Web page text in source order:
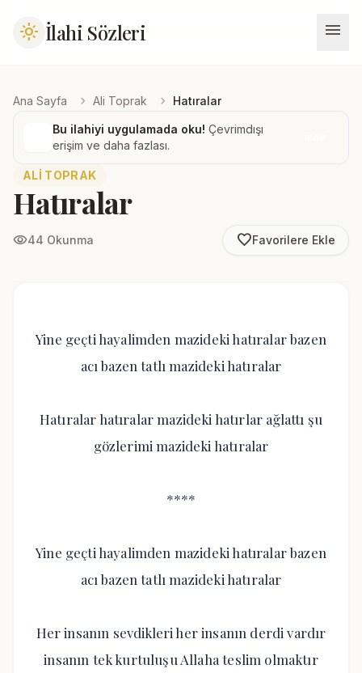
light_mode İlahi Sözleri menu
Ana Sayfa chevron_right Ali Toprak chevron_right Hatıralar
Bu ilahiyi uygulamada oku! Çevrimdışı
erişim ve daha fazlası.
ALI TOPRAK
Hatıralar
visibility44 Okunma favorite_borderFavorilere Ekle
Yine geçti hayalimden mazideki hatıralar bazen
acı bazen tatlı mazideki hatıralar
Hatıralar hatıralar mazideki hatırlar ağlattı şu
gözlerimi mazideki hatıralar
****
Yine geçti hayalimden mazideki hatıralar bazen
acı bazen tatlı mazideki hatıralar
Her insanın sevdikleri her insanın derdi vardır
insanın tek kurtuluşu Allaha teslim olmaktır